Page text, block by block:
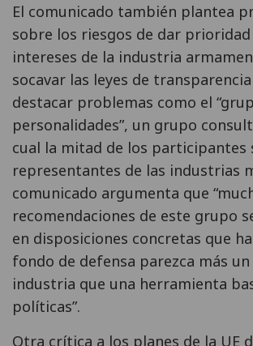
El comunicado también plantea
sobre los riesgos de dar prioridad
intereses de la industria
socavar las leyes de
destacar problemas como el
personalidades”, un grupo
cual la mitad de los participantes
representantes de las industrias
comunicado argumenta que
recomendaciones de este grupo
en disposiciones concretas que
fondo de defensa parezca más
industria que una herramienta
políticas”.
Otra crítica a los planes de la UE